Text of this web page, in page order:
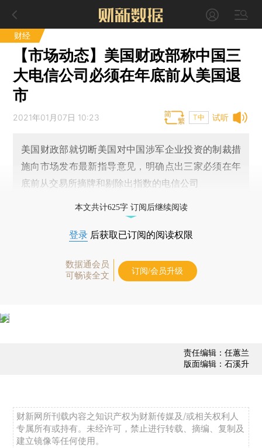
财经
【市场动态】美国财政部称中国三
大电信公司必须在年底前从美国退
市
试听
2021年01月07日 10:23 T中
美国财政部就切断美国对中国涉军企业投资的制裁措
施向市场发布最新指导意见，明确点出三家必须在年
底前从交易所摘牌和剔除出指数的电信公司
本文共计625字 订阅后继续阅读
登录 后获取已订阅的阅读权限
数据通会员
可畅读全文
订阅/会员升级
责任编辑：任蕙兰
版面编辑：石溪升
财新网所刊载内容之知识产权为财新传媒及/或相关权利人
专属所有或持有。未经许可，禁止进行转载、摘编、复制及
建立镜像等任何使用。